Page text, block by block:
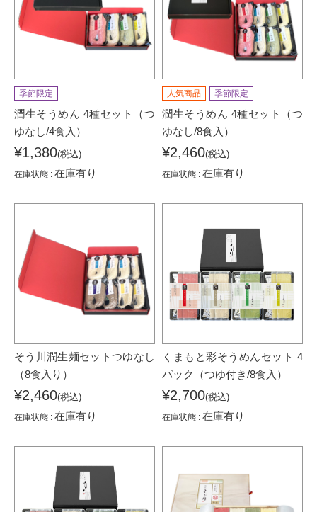
季節限定
潤生そうめん 4種セット（つ
ゆなし/4食入）
¥1,380(税込)
在庫状態 : 在庫有り
人気商品 季節限定
潤生そうめん 4種セット（つ
ゆなし/8食入）
¥2,460(税込)
在庫状態 : 在庫有り
そう川潤生麺セットつゆなし
（8食入り）
¥2,460(税込)
在庫状態 : 在庫有り
くまもと彩そうめんセット 4
パック（つゆ付き/8食入）
¥2,700(税込)
在庫状態 : 在庫有り